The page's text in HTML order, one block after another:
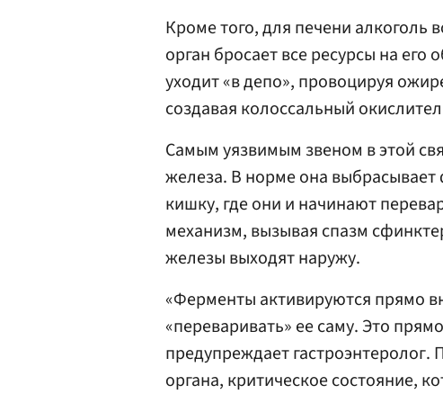
Кроме того, для печени алкоголь
орган бросает все ресурсы на
уходит «в депо», провоцируя
создавая колоссальный
Самым уязвимым звеном в этой
железа. В норме она
кишку, где они и начинают
механизм, вызывая спазм
железы выходят наружу.
«Ферменты активируются прямо
«переваривать» ее саму. Это
предупреждает
органа, критическое состояние,